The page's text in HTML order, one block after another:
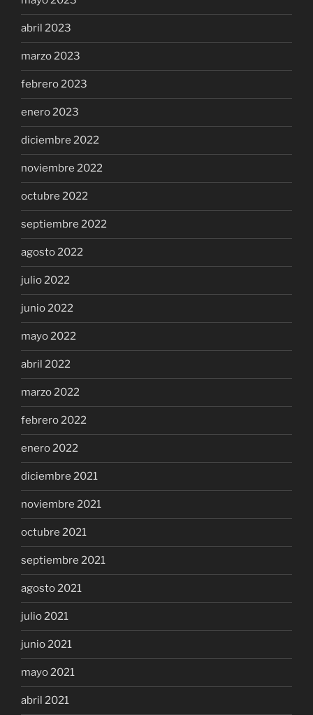
abril 2023
marzo 2023
febrero 2023
enero 2023
diciembre 2022
noviembre 2022
octubre 2022
septiembre 2022
agosto 2022
julio 2022
junio 2022
mayo 2022
abril 2022
marzo 2022
febrero 2022
enero 2022
diciembre 2021
noviembre 2021
octubre 2021
septiembre 2021
agosto 2021
julio 2021
junio 2021
mayo 2021
abril 2021